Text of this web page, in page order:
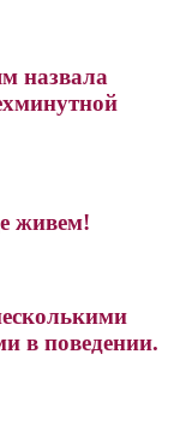
назвала
живем!
в поведении.